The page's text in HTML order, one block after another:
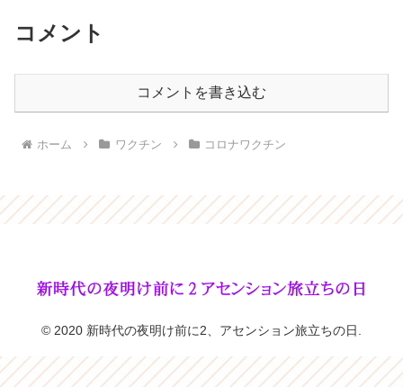
コメント
コメントを書き込む
ホーム ワクチン コロナワクチン
© 2020 新時代の夜明け前に2、アセンション旅立ちの日.